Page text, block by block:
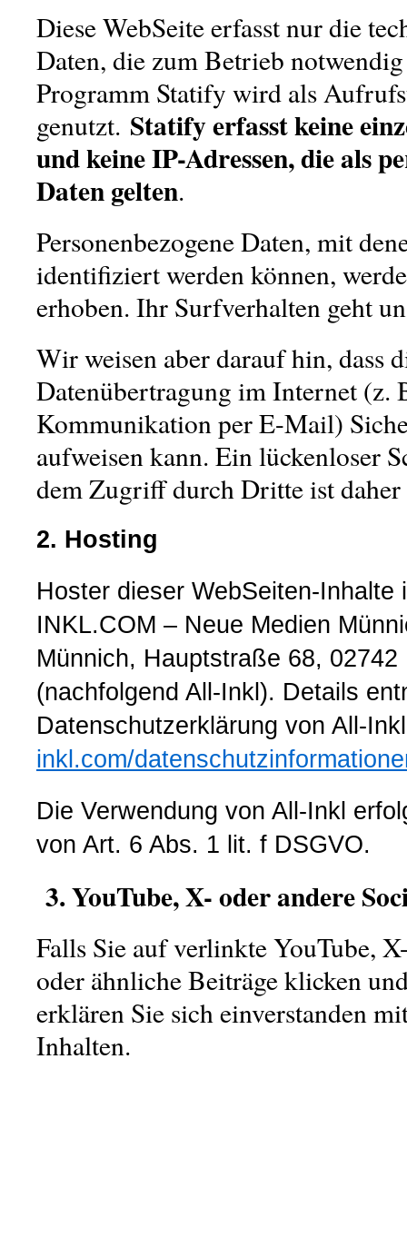
Diese WebSeite erfasst nur die
Daten, die zum Betrieb
Programm Statify wird als
genutzt. Statify erfasstkeine
und keineIP-Adressen, die als
Daten gelten.
Personenbezogene Daten, mit
identifiziert werden können,
erhoben. Ihr Surfverhalten geht
Wir weisen aber darauf hin, dass
Datenübertragung im Internet (z.
Kommunikation per E-Mail)
aufweisen kann. Ein lückenloser
dem Zugriff durch Dritte ist
2. Hosting
Hoster dieser WebSeiten-Inhalte
INKL.COM – Neue Medien
Münnich, Hauptstraße 68, 02742
(nachfolgend All-Inkl). Details
Datenschutzerklärung von All-
inkl.com/
Die Verwendung von All-Inkl
von Art. 6 Abs. 1 lit. f DSGVO.
3.YouTube, X- oder andere
Falls Sie auf verlinkte YouTube,
oder ähnliche Beiträge klicken
erklären Sie sich einverstanden
Inhalten.